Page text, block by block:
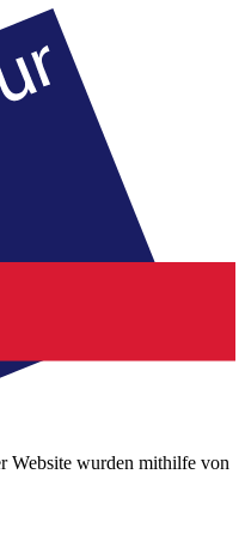
Website wurden mithilfe von